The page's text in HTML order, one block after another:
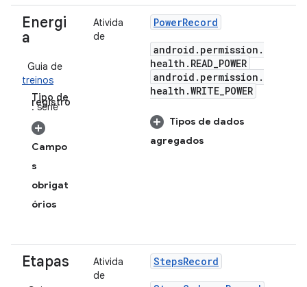
Energi
a
Guia de
treinos
Tipo de
registro
: série
Campo
s
obrigat
órios
Ativida
de
PowerRecord
android . permission .
health . READ_POWER
android . permission .
health .WRITE_POWER
Tipos de dados
agregados
Etapas
Ativida
de
StepsRecord